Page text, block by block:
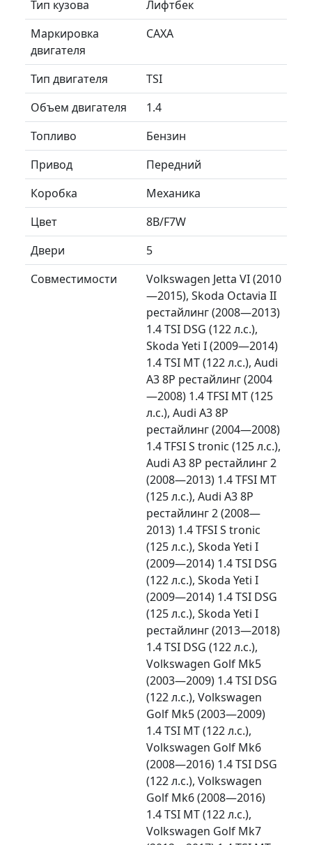
Тип кузова
Лифтбек
Маркировка
двигателя
CAXA
Тип двигателя
TSI
Объем двигателя
1.4
Топливо
Бензин
Привод
Передний
Коробка
Механика
Цвет
8B/F7W
Двери
5
Совместимости
Volkswagen Jetta VI (2010
—2015), Skoda Octavia II
рестайлинг (2008—2013)
1.4 TSI DSG (122 л.с.),
Skoda Yeti I (2009—2014)
1.4 TSI MT (122 л.с.), Audi
A3 8P рестайлинг (2004
—2008) 1.4 TFSI MT (125
л.с.), Audi A3 8P
рестайлинг (2004—2008)
1.4 TFSI S tronic (125 л.с.),
Audi A3 8P рестайлинг 2
(2008—2013) 1.4 TFSI MT
(125 л.с.), Audi A3 8P
рестайлинг 2 (2008—
2013) 1.4 TFSI S tronic
(125 л.с.), Skoda Yeti I
(2009—2014) 1.4 TSI DSG
(122 л.с.), Skoda Yeti I
(2009—2014) 1.4 TSI DSG
(125 л.с.), Skoda Yeti I
рестайлинг (2013—2018)
1.4 TSI DSG (122 л.с.),
Volkswagen Golf Mk5
(2003—2009) 1.4 TSI DSG
(122 л.с.), Volkswagen
Golf Mk5 (2003—2009)
1.4 TSI MT (122 л.с.),
Volkswagen Golf Mk6
(2008—2016) 1.4 TSI DSG
(122 л.с.), Volkswagen
Golf Mk6 (2008—2016)
1.4 TSI MT (122 л.с.),
Volkswagen Golf Mk7